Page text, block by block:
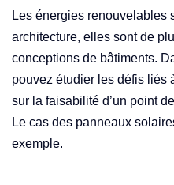
Les énergies renouvelables
architecture, elles sont de
conceptions de bâtiments.
pouvez étudier les défis liés
sur la faisabilité d’un point
Le cas des panneaux
exemple.